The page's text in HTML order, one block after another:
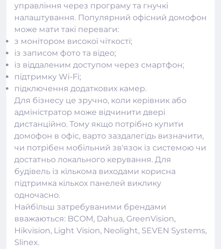
управління через програму та гнучкі
налаштування. Популярний офісний домофон
може мати такі переваги:
з монітором високої чіткості;
із записом фото та відео;
із віддаленим доступом через смартфон;
підтримку Wi-Fi;
підключення додаткових камер.
Для бізнесу це зручно, коли керівник або
адміністратор може відчинити двері
дистанційно. Тому якщо потрібно купити
домофон в офіс, варто заздалегідь визначити,
чи потрібен мобільний зв'язок із системою чи
достатньо локального керування. Для
будівель із кількома виходами корисна
підтримка кількох панелей виклику
одночасно.
Найбільш затребуваними брендами
вважаються: BCOM, Dahua, GreenVision,
Hikvision, Light Vision, Neolight, SEVEN Systems,
Slinex.